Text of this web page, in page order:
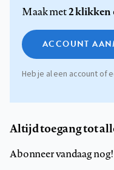
Maak met2 klikken
ACCOUNT
Heb je al een account of
Altijd toegang tot
Abonneer vandaag nog!